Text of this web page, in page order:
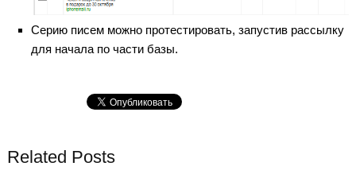
Серию писем можно протестировать, запустив рассылку
для начала по части базы.
Related Posts